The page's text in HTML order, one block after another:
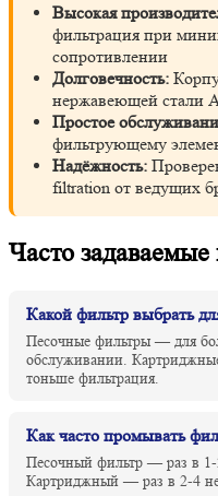
Высокая
фильтрация при
сопротивлении
Долговечность:
нержавеющей стали
Простое
фильтрующему
Надёжность:
filtration от ведущих
Часто
Какой фильтр выбрать
Песочные фильтры — для
обслуживании.
тоньше фильтрация.
Как часто промывать
Песочный фильтр — раз в 1-
Картриджный — раз в 2-4